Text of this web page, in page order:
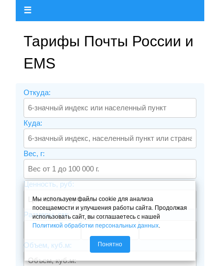
☰
Тарифы Почты России и
EMS
Откуда:
Куда:
Вес, г:
Ценность, руб:
Размеры, см:
Объем, куб.м:
Мы используем файлы cookie для анализа
посещаемости и улучшения работы сайта. Продолжая
использовать сайт, вы соглашаетесь с нашей
Политикой обработки персональных данных.
Понятно